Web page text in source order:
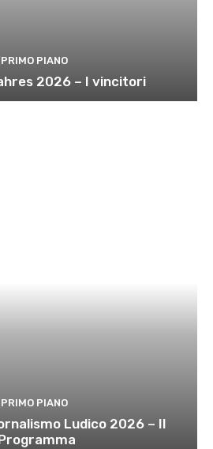
PRIMO PIANO
2026 – I vincitori
PRIMO PIANO
Ludico 2026 – Il